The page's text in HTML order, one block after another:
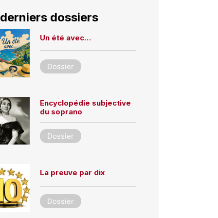
dossiers
Un été avec…
Dossier
Encyclopédie subjective
du soprano
Dossier
La preuve par dix
Dossier